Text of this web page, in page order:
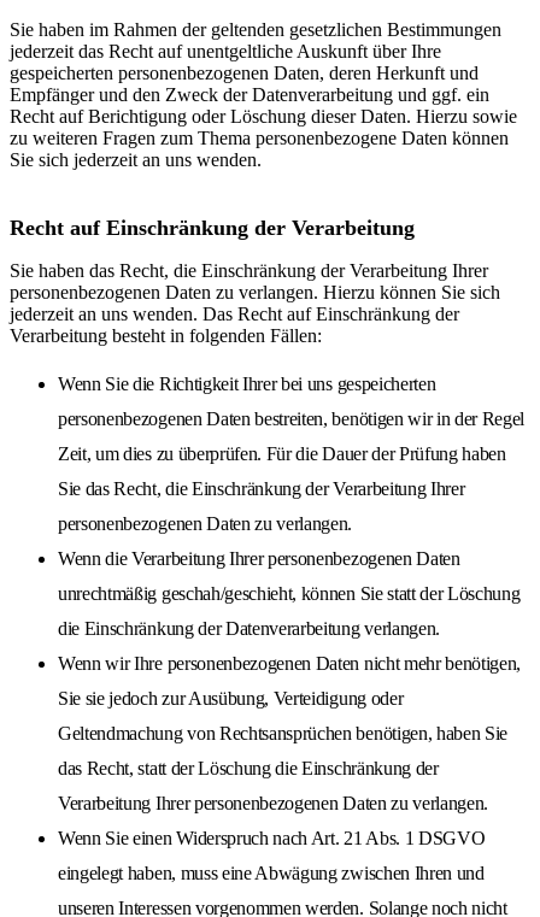
Sie haben im Rahmen der geltenden gesetzlichen Bestimmungen
jederzeit das Recht auf unentgeltliche Auskunft über Ihre
gespeicherten personenbezogenen Daten, deren Herkunft und
Empfänger und den Zweck der Datenverarbeitung und ggf. ein
Recht auf Berichtigung oder Löschung dieser Daten. Hierzu sowie
zu weiteren Fragen zum Thema personenbezogene Daten können
Sie sich jederzeit an uns wenden.
Recht auf Einschränkung der Verarbeitung
Sie haben das Recht, die Einschränkung der Verarbeitung Ihrer
personenbezogenen Daten zu verlangen. Hierzu können Sie sich
jederzeit an uns wenden. Das Recht auf Einschränkung der
Verarbeitung besteht in folgenden Fällen:
Wenn Sie die Richtigkeit Ihrer bei uns gespeicherten
personenbezogenen Daten bestreiten, benötigen wir in der Regel
Zeit, um dies zu überprüfen. Für die Dauer der Prüfung haben
Sie das Recht, die Einschränkung der Verarbeitung Ihrer
personenbezogenen Daten zu verlangen.
Wenn die Verarbeitung Ihrer personenbezogenen Daten
unrechtmäßig geschah/geschieht, können Sie statt der Löschung
die Einschränkung der Datenverarbeitung verlangen.
Wenn wir Ihre personenbezogenen Daten nicht mehr benötigen,
Sie sie jedoch zur Ausübung, Verteidigung oder
Geltendmachung von Rechtsansprüchen benötigen, haben Sie
das Recht, statt der Löschung die Einschränkung der
Verarbeitung Ihrer personenbezogenen Daten zu verlangen.
Wenn Sie einen Widerspruch nach Art. 21 Abs. 1 DSGVO
eingelegt haben, muss eine Abwägung zwischen Ihren und
unseren Interessen vorgenommen werden. Solange noch nicht